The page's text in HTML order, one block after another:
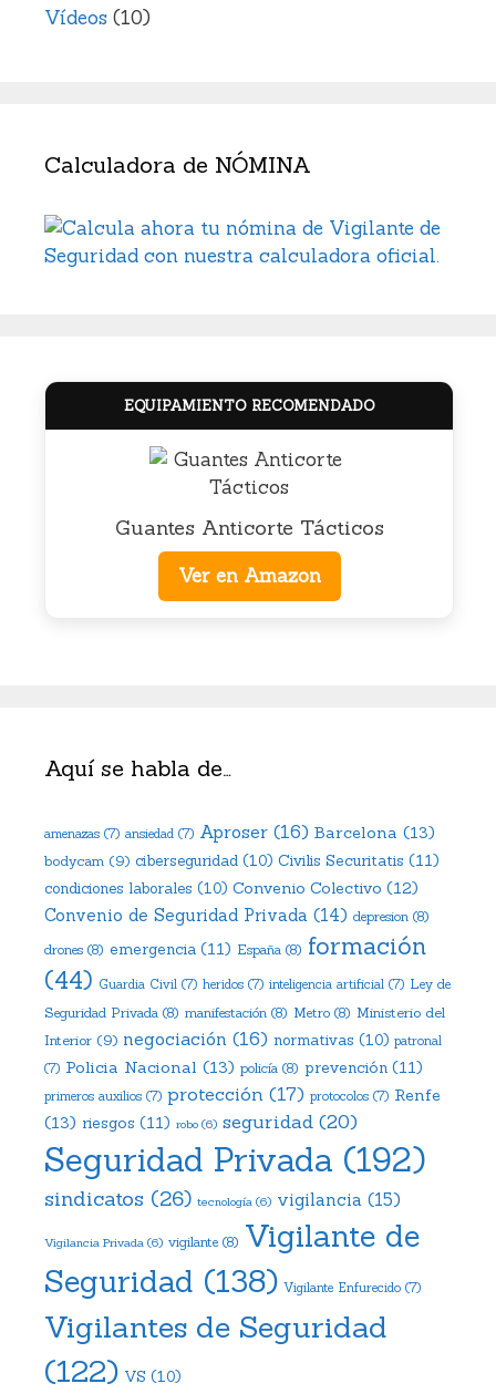
Vídeos (10)
Calculadora de NÓMINA
EQUIPAMIENTO RECOMENDADO
Guantes Anticorte Tácticos
Ver en Amazon
Aquí se habla de…
amenazas (7) ansiedad (7) Aproser (16) Barcelona (13)
bodycam (9) ciberseguridad (10) Civilis Securitatis (11)
condiciones laborales (10) Convenio Colectivo (12)
Convenio de Seguridad Privada (14) depresion (8)
drones (8) emergencia (11) España (8) formación
(44) Guardia Civil (7) heridos (7) inteligencia artificial (7) Ley de
Seguridad Privada (8) manifestación (8) Metro (8) Ministerio del
Interior (9) negociación (16) normativas (10) patronal
(7) Policia Nacional (13) policía (8) prevención (11)
primeros auxilios (7) protección (17) protocolos (7) Renfe
(13) riesgos (11) robo (6) seguridad (20)
Seguridad Privada (192)
sindicatos (26) tecnología (6) vigilancia (15)
Vigilancia Privada (6) vigilante(8) Vigilante de
Seguridad (138) Vigilante Enfurecido (7)
Vigilantes de Seguridad
(122) VS (10)